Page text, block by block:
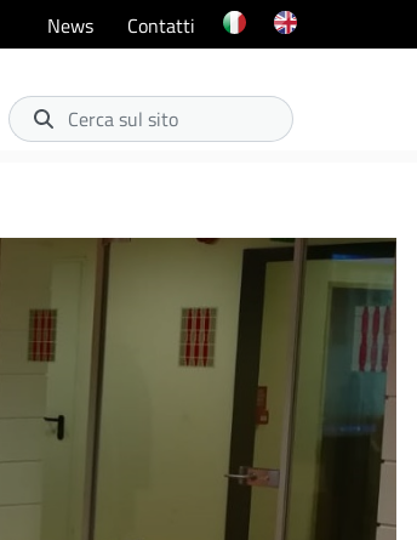
News Contatti
Cerca sul sito